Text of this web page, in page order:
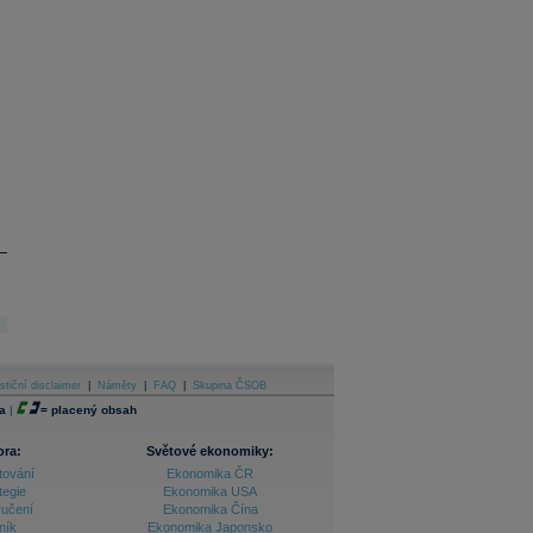
disclaimer Náměty FAQ Skupina ČSOB
| = placený obsah
Světové ekonomiky:
Ekonomika ČR
Ekonomika USA
Ekonomika Čína
Ekonomika Japonsko